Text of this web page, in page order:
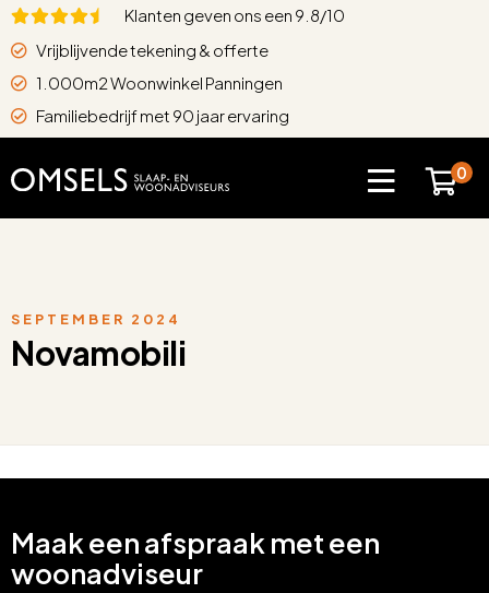
Klanten geven ons een 9.8/10
Vrijblijvende tekening & offerte
1.000m2 Woonwinkel Panningen
Familiebedrijf met 90 jaar ervaring
0
SEPTEMBER 2024
Novamobili
Maak een afspraak met een
woonadviseur